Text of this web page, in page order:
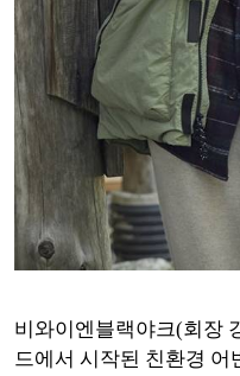
비와이엔블랙야크(회장
드에서 시작된 친환경 어